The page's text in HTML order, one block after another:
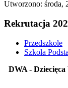
Utworzono: środa,
Rekrutacja
Przedszkole
Szkoła
DWA -